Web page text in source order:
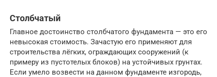
Столбчатый
Главное достоинство столбчатого фундамента — это его
невысокая стоимость. Зачастую его применяют для
строительства лёгких, ограждающих сооружений (к
примеру из пустотелых блоков) на устойчивых грунтах.
Если умело возвести на данном фундаменте изгородь,